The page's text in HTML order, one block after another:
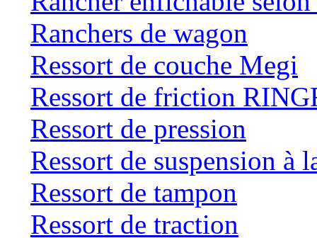
Ranchers de wagon
Ressort de couche Megi
Ressort de friction
Ressort de pression
Ressort de suspension à
Ressort de tampon
Ressort de traction